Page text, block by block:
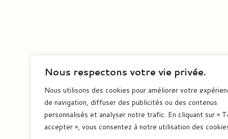
Nous respectons votre vie privée.
Nous utilisons des cookies pour améliorer votre
de navigation, diffuser des publicités ou des contenus
personnalisés et analyser notre trafic. En cliquant sur «
accepter », vous consentez à notre utilisation des